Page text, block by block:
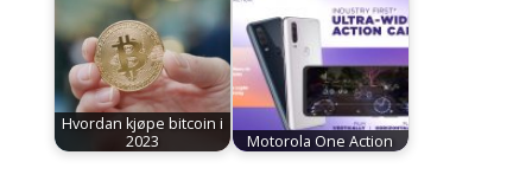
Hvordan kjøpe bitcoin i
2023
Motorola One Action